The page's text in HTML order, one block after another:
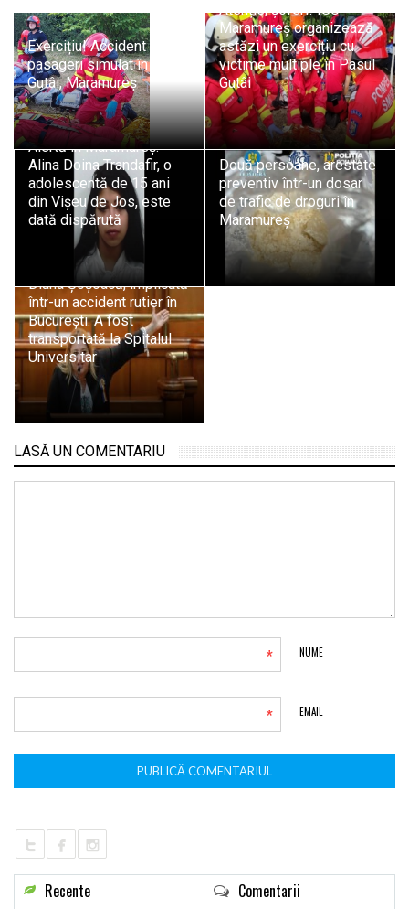
Exercițiu! Accident cu 11
pasageri simulat în Pasul
Gutâi, Maramureș
Atenție, șoferi! ISU
Maramureș organizează
astăzi un exercițiu cu
victime multiple în Pasul
Gutâi
Alertă în Maramureș:
Alina Doina Trandafir, o
adolescentă de 15 ani
din Vișeu de Jos, este
dată dispărută
Două persoane, arestate
preventiv într-un dosar
de trafic de droguri în
Maramureș
Diana Șoșoacă, implicată
într-un accident rutier în
București. A fost
transportată la Spitalul
Universitar
LASĂ UN COMENTARIU
NUME
*
EMAIL
*
Recente Comentarii